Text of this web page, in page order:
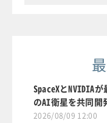
SpaceXとNVIDIA
のAI衛星を共同開
2026/08/09 12:00